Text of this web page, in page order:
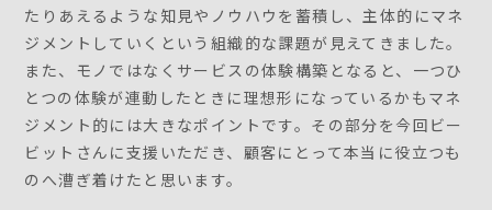
たりあえるような知見やノウハウを蓄積し、主体的にマネ
ジメントしていくという組織的な課題が見えてきました。
また、モノではなくサービスの体験構築となると、一つひ
とつの体験が連動したときに理想形になっているかもマネ
ジメント的には大きなポイントです。その部分を今回ビー
ビットさんに支援いただき、顧客にとって本当に役立つも
のへ漕ぎ着けたと思います。